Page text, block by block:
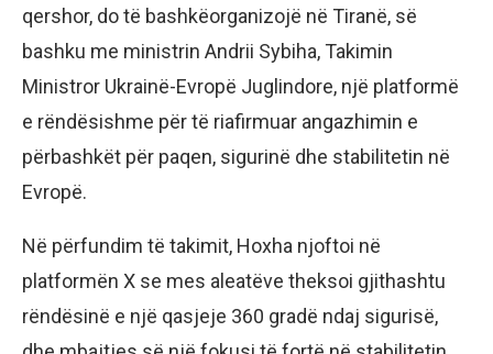
qershor, do të bashkëorganizojë në Tiranë, së
bashku me ministrin Andrii Sybiha, Takimin
Ministror Ukrainë-Evropë Juglindore, një platformë
e rëndësishme për të riafirmuar angazhimin e
përbashkët për paqen, sigurinë dhe stabilitetin në
Evropë.
Në përfundim të takimit, Hoxha njoftoi në
platformën X se mes aleatëve theksoi gjithashtu
rëndësinë e një qasjeje 360 ​​gradë ndaj sigurisë,